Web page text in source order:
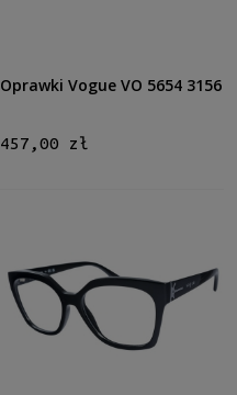
Oprawki Vogue VO 5654 3156
457,00 zł